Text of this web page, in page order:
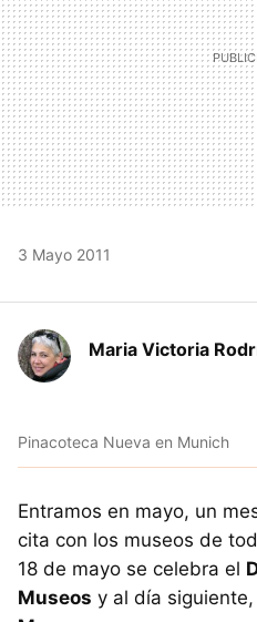
3 Mayo 2011
Maria Victoria
Pinacoteca Nueva en Munich
Entramos en mayo, un
cita con los museos de
18 de mayo se celebra el
Museos y al día siguiente,